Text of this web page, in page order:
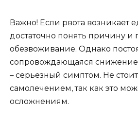
Важно! Если рвота возникает
достаточно понять причину и
обезвоживание. Однако
сопровождающаяся
– серьезный симптом. Не
самолечением, так как это
осложнениям.